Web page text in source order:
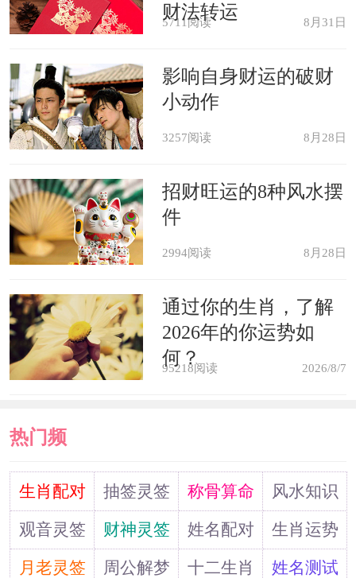
财法转运
5711阅读 8月31日
影响自身财运的破财
小动作
3257阅读 8月28日
招财旺运的8种风水摆
件
2994阅读 8月28日
通过你的生肖，了解
2026年的你运势如
何？
95218阅读 2026/8/7
热门频
道生肖配对 抽签灵签 称骨算命
风水知识
观音灵签
财神灵签 姓名配对
生肖运势
月老灵签
周公解梦 十二生肖 姓名测试